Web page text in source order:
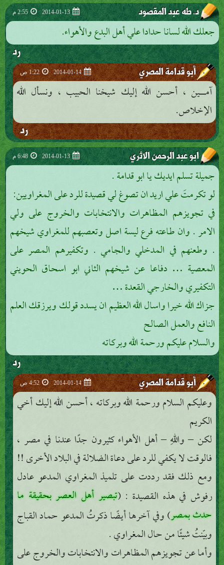
د. طه عبد المقصود 2014-01-13 2:55 م
جعلك الله لسانا حدادا علي أهل البدع والأهواء.
رد
أبو قدامة المصري 2014-01-14 1:22 ص
آمــــين ، أحسن الله إليك شيخنا الحبيب ، ونسأل الله
الإخلاص.
رد
ابو عبد الرحمن الاثري 2014-01-13 6:48 م
جميلة تسلم ايديك يا ابو قدامة .
لو تكرمتَ علي اريد ان تصوغ لي قصيدة للرد على المغراويين:
في تجويزهم المظاهرات والانتخابات والخروج على ولي
الامر . وان طاعته فرع ليسة اصل وتعصبهم للمغراوي شيخهم
. وطعنهم في المدخلي والجامي . وتكفيرهم المصر على
المعصية … دفاعا عن شيخهم الثاني ابو اسحاق الحويني
التكفيري والخارجي القعدة …
جزاك الله خيرا واسال الله العظيم ان يسدد قولك ويرزقك العلم
النافع والعمل الصالح
والسلام عليكم ورحمة الله وبركاته
رد
أبو قدامة المصري 2014-01-14 4:52 ص
وعليكم السلام ورحمة الله وبركاته ، أحسن الله إليك أخي
الكريم
لكن – واللهِ – أهل الأهواء كثيرون جدًا عندنا في مصر ،
فالوقت لا يكفي للرد على دعاة الضلالة في البلاد الأخرى !!
ومع ذلك فقد رددت على تلميذ المغراوي المدعو عادل
رفوش في هذه القصيدة : (تبصير أهل العصر بحقيقة ما
حدث بمصر) وفي آخرها أيضًا ذكرتُ المدعو حماد القباج
وبيّنتُ شيئًا من حال المغراوي .
وأما عن تجويزهم المظاهرات والانتخابات والخروج على